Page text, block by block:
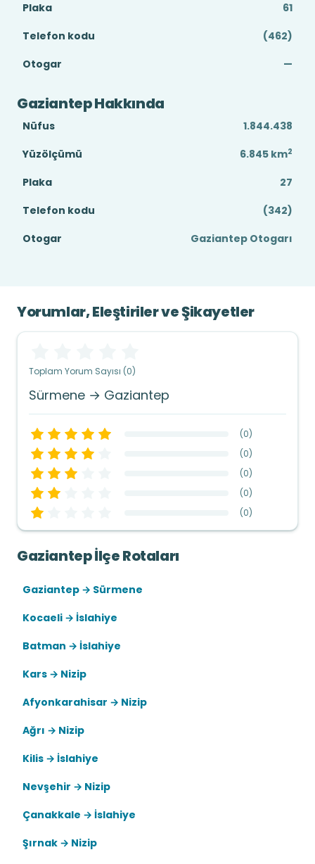
Plaka
61
Telefon kodu
(462)
Otogar
—
Gaziantep Hakkında
Nüfus
1.844.438
Yüzölçümü
6.845 km2
Plaka
27
Telefon kodu
(342)
Otogar
Gaziantep Otogarı
Yorumlar, Eleştiriler ve Şikayetler
Toplam Yorum Sayısı (0)
Sürmene → Gaziantep
(0)
(0)
(0)
(0)
(0)
Gaziantep İlçe Rotaları
Gaziantep → Sürmene
Kocaeli → İslahiye
Batman → İslahiye
Kars → Nizip
Afyonkarahisar → Nizip
Ağrı → Nizip
Kilis → İslahiye
Nevşehir → Nizip
Çanakkale → İslahiye
Şırnak → Nizip